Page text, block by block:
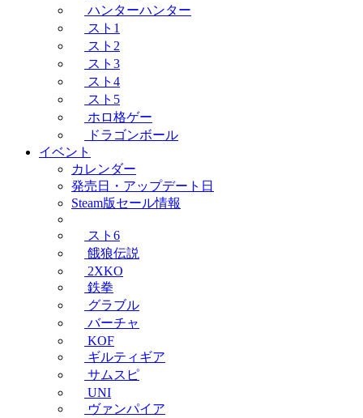
ハンターハンター
スト1
スト2
スト3
スト4
スト5
ホロ格ゲー
ドラゴンボール
イベント
カレンダー
発売日・アップデート日
Steam版セール情報
スト6
餓狼伝説
2XKO
鉄拳
グラブル
バーチャ
KOF
ギルティギア
サムスピ
UNI
ヴァンパイア